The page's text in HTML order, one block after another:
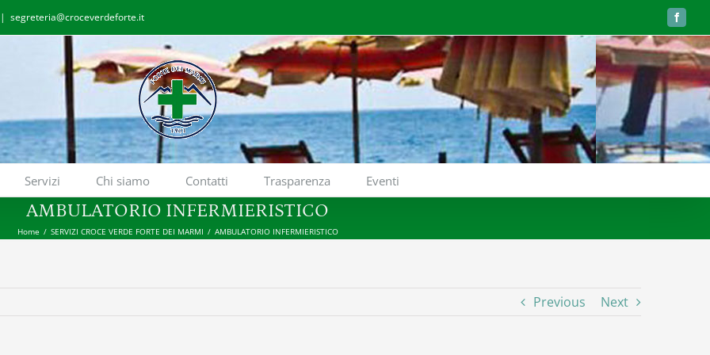
| segreteria@croceverdeforte.it
Servizi Chi siamo Contatti Trasparenza Eventi
AMBULATORIO INFERMIERISTICO
Home / SERVIZI CROCE VERDE FORTE DEI MARMI / AMBULATORIO INFERMIERISTICO
Previous Next